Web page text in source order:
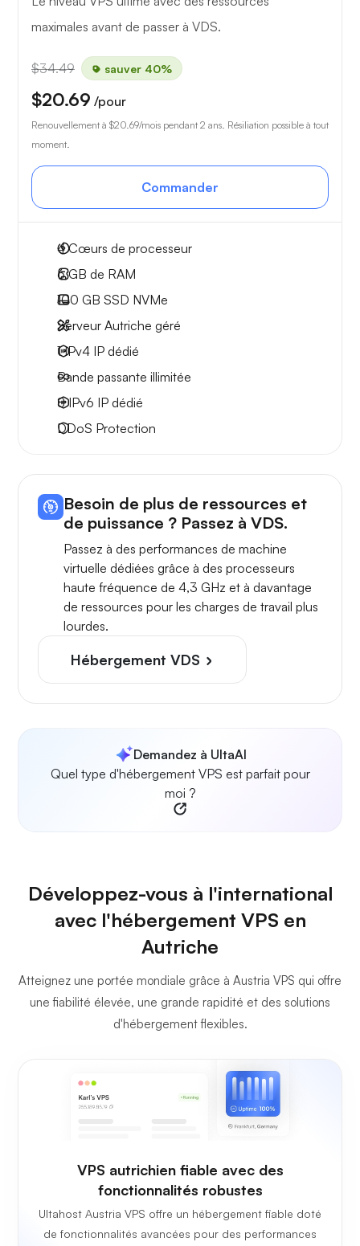
maximales avant de passer à VDS.
$34.49 sauver 40%
$20.69 /pour
Renouvellement à $20.69/mois pendant 2 ans. Résiliation possible à tout
moment.
Commander
4Cœurs de processeur
6 GB de RAM
100 GB SSD NVMe
Serveur Autriche géré
1 IPv4 IP dédié
Bande passante illimitée
8 IPv6 IP dédié
DDoS Protection
Besoin de plus de ressources et
de puissance ? Passez à VDS.
Passez à des performances de machine
virtuelle dédiées grâce à des processeurs
haute fréquence de 4,3 GHz et à davantage
de ressources pour les charges de travail plus
lourdes.
Hébergement VDS
Demandez à UltaAI
Quel type d'hébergement VPS est parfait pour
moi ?
Développez-vous à l'international
avec l'hébergement VPS en
Autriche
Atteignez une portée mondiale grâce à Austria VPS qui offre
une fiabilité élevée, une grande rapidité et des solutions
d'hébergement flexibles.
VPS autrichien fiable avec des
fonctionnalités robustes
Ultahost Austria VPS offre un hébergement fiable doté
de fonctionnalités avancées pour des performances